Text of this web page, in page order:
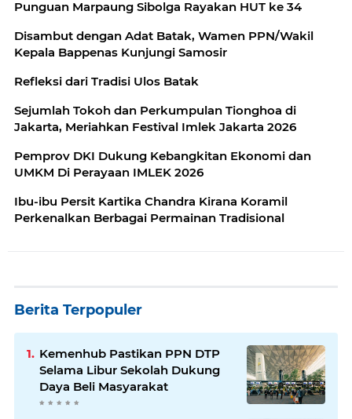
Punguan Marpaung Sibolga Rayakan HUT ke 34
Disambut dengan Adat Batak, Wamen PPN/Wakil
Kepala Bappenas Kunjungi Samosir
Refleksi dari Tradisi Ulos Batak
Sejumlah Tokoh dan Perkumpulan Tionghoa di
Jakarta, Meriahkan Festival Imlek Jakarta 2026
Pemprov DKI Dukung Kebangkitan Ekonomi dan
UMKM Di Perayaan IMLEK 2026
Ibu-ibu Persit Kartika Chandra Kirana Koramil
Perkenalkan Berbagai Permainan Tradisional
Berita Terpopuler
Kemenhub Pastikan PPN DTP
Selama Libur Sekolah Dukung
Daya Beli Masyarakat